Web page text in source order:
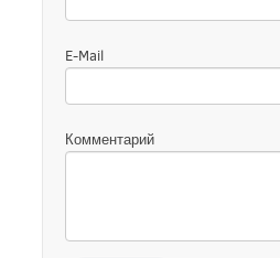
E-Mail
Комментарий